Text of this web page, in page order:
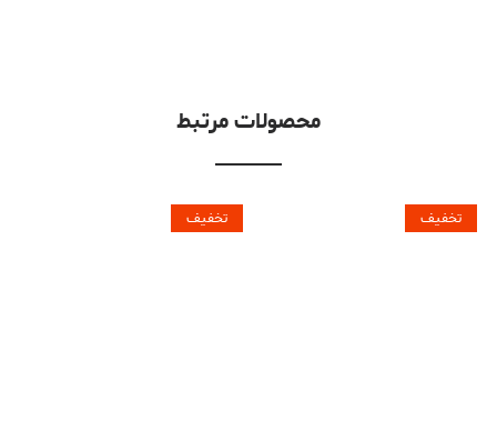
محصولات مرتبط
تخفیف تخفیف